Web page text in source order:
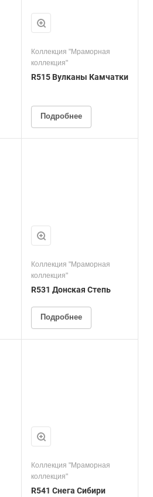
Коллекция "Мраморная
коллекция"
R515 Вулканы Камчатки
Подробнее
Коллекция "Мраморная
коллекция"
R531 Донская Степь
Подробнее
Коллекция "Мраморная
коллекция"
R541 Снега Сибири